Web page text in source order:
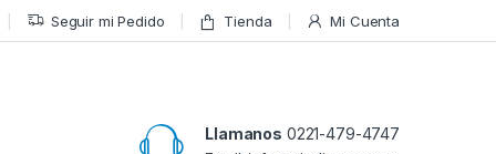
Seguir mi Pedido Tienda Mi Cuenta
Llamanos 0221-479-4747